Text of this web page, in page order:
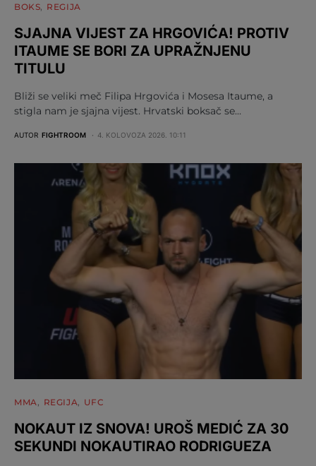
BOKS REGIJA
SJAJNA VIJEST ZA HRGOVIĆA! PROTIV
ITAUME SE BORI ZA UPRAŽNJENU
TITULU
Bliži se veliki meč Filipa Hrgovića i Mosesa Itaume, a
stigla nam je sjajna vijest. Hrvatski boksač se…
AUTOR FIGHTROOM 4. KOLOVOZA 2026. 10:11
MMA REGIJA UFC
NOKAUT IZ SNOVA! UROŠ MEDIĆ ZA 30
SEKUNDI NOKAUTIRAO RODRIGUEZA